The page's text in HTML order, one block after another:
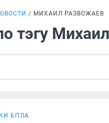
МИХАИЛ РАЗВОЖАЕВ
тэгу
БПЛА